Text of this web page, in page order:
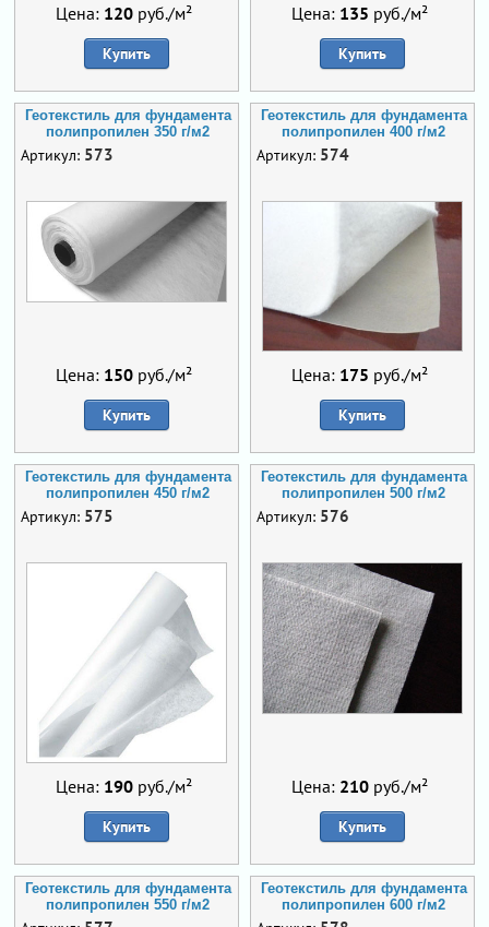
Цена: 120 руб./м²
Купить
Цена: 135 руб./м²
Купить
Геотекстиль для фундамента
полипропилен 350 г/м2
Артикул: 573
Цена: 150 руб./м²
Купить
Геотекстиль для фундамента
полипропилен 400 г/м2
Артикул: 574
Цена: 175 руб./м²
Купить
Геотекстиль для фундамента
полипропилен 450 г/м2
Артикул: 575
Цена: 190 руб./м²
Купить
Геотекстиль для фундамента
полипропилен 500 г/м2
Артикул: 576
Цена: 210 руб./м²
Купить
Геотекстиль для фундамента
полипропилен 550 г/м2
Геотекстиль для фундамента
полипропилен 600 г/м2